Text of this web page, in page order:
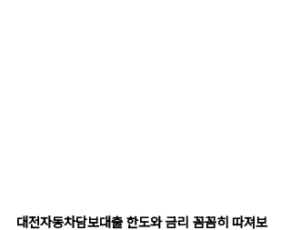
대전자동차담보대출 한도와 금리 꼼꼼히 따져보